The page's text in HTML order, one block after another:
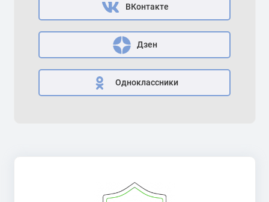
ВКонтакте
Дзен
Одноклассники